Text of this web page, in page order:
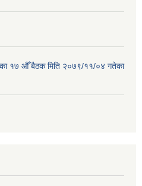
१७ औँ बैठक मिति २०७९/११/०४ गतेका